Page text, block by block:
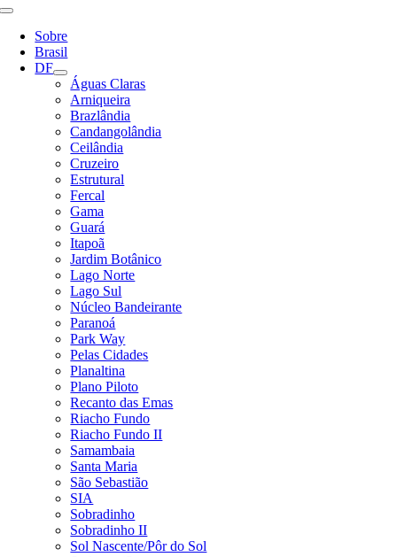
Alternar
Navegação
Sobre
Brasil
DF
Águas Claras
Arniqueira
Brazlândia
Candangolândia
Ceilândia
Cruzeiro
Estrutural
Fercal
Gama
Guará
Itapoã
Jardim Botânico
Lago Norte
Lago Sul
Núcleo Bandeirante
Paranoá
Park Way
Pelas Cidades
Planaltina
Plano Piloto
Recanto das Emas
Riacho Fundo
Riacho Fundo II
Samambaia
Santa Maria
São Sebastião
SIA
Sobradinho
Sobradinho II
Sol Nascente/Pôr do Sol